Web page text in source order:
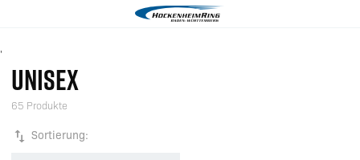
'
UNISEX
65 Produkte
Sortierung: